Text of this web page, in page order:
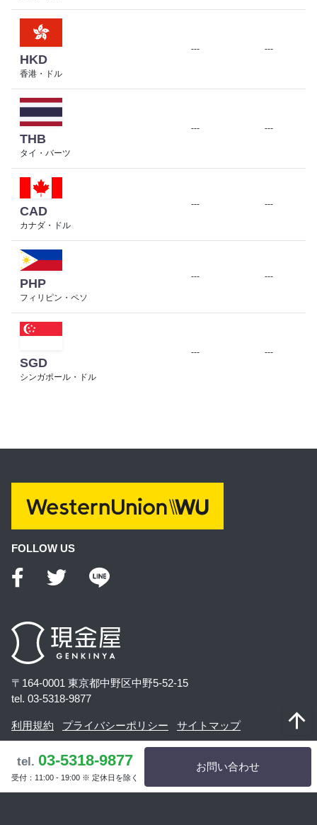
HKD
香港・ドル
--- ---
THB
タイ・バーツ
--- ---
CAD
カナダ・ドル
--- ---
PHP
フィリピン・ペソ
--- ---
SGD
シンガポール・ドル
--- ---
tel. 03-5318-9877
受付：11:00 - 19:00 ※ 定休日を除く
お問い合わせ
FOLLOW US
〒164-0001 東京都中野区中野5-52-15
tel. 03-5318-9877
利用規約 プライバシーポリシー
サイトマップ
© 外貨両替の『現金屋』.